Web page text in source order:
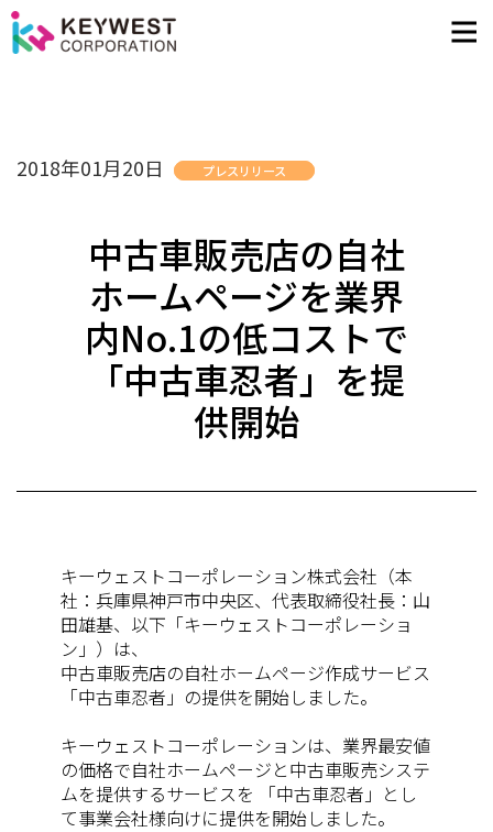
2018年01月20日 プレスリリース
中古車販売店の自社
ホームページを業界
内No.1の低コストで
「中古車忍者」を提
供開始
キーウェストコーポレーション株式会社（本
社：兵庫県神戸市中央区、代表取締役社長：山
田雄基、以下「キーウェストコーポレーショ
ン」）は、
中古車販売店の自社ホームページ作成サービス
「中古車忍者」の提供を開始しました。
キーウェストコーポレーションは、業界最安値
の価格で自社ホームページと中古車販売システ
ムを提供するサービスを 「中古車忍者」とし
て事業会社様向けに提供を開始しました。